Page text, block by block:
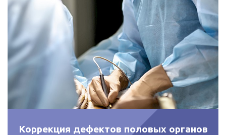
Коррекция дефектов половых органов